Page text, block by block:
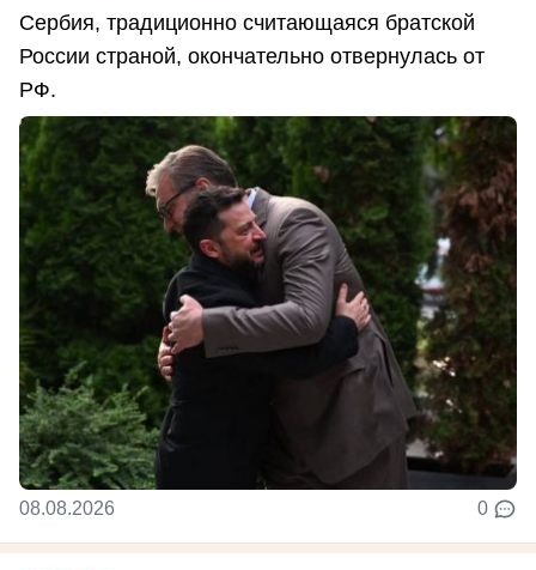
Сербия, традиционно считающаяся братской
России страной, окончательно отвернулась от
РФ.
08.08.2026 0